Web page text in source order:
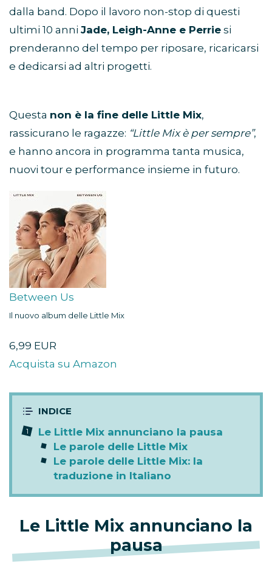
dalla band. Dopo il lavoro non-stop di questi
ultimi 10 anni Jade, Leigh-Anne e Perrie si
prenderanno del tempo per riposare, ricaricarsi
e dedicarsi ad altri progetti.
Questa non è la fine delle Little Mix,
rassicurano le ragazze: “Little Mix è per sempre”,
e hanno ancora in programma tanta musica,
nuovi tour e performance insieme in futuro.
Between Us
Il nuovo album delle Little Mix
6,99 EUR
Acquista su Amazon
Le Little Mix annunciano la pausa
Le parole delle Little Mix
Le parole delle Little Mix: la
traduzione in Italiano
Le Little Mix annunciano la
pausa